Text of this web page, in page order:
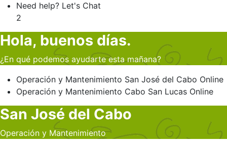
Need help? Let's Chat
2
Hola, buenos días.
¿En qué podemos ayudarte esta mañana?
Operación y Mantenimiento San José del Cabo Online
Operación y Mantenimiento Cabo San Lucas Online
San José del Cabo
Operación y Mantenimiento